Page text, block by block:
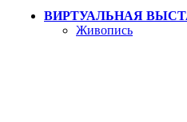
ВИРТУАЛЬНАЯ
Живопись